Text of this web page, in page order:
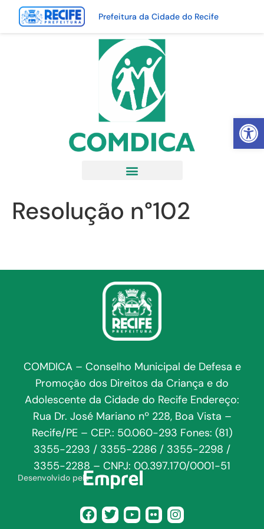
Abrir
Prefeitura da Cidade do Recife
Resolução n°102
COMDICA – Conselho Municipal de Defesa e
Promoção dos Direitos da Criança e do
Adolescente da Cidade do Recife Endereço:
Rua Dr. José Mariano nº 228, Boa Vista –
Recife/PE – CEP.: 50.060-293 Fones: (81)
3355-2293 / 3355-2286 / 3355-2298 /
3355-2288 – CNPJ: 00.397.170/0001-51
Desenvolvido pela